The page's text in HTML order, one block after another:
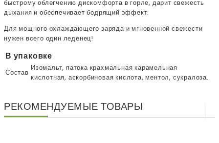
быстрому облегчению дискомфорта в горле, дарит свежесть
дыхания и обеспечивает бодрящий эффект.
Для мощного охлаждающего заряда и мгновенной свежести
нужен всего один леденец!
В упаковке
Состав
Изомальт, патока крахмальная карамельная
кислотная, аскорбиновая кислота, ментол, сукралоза.
РЕКОМЕНДУЕМЫЕ ТОВАРЫ